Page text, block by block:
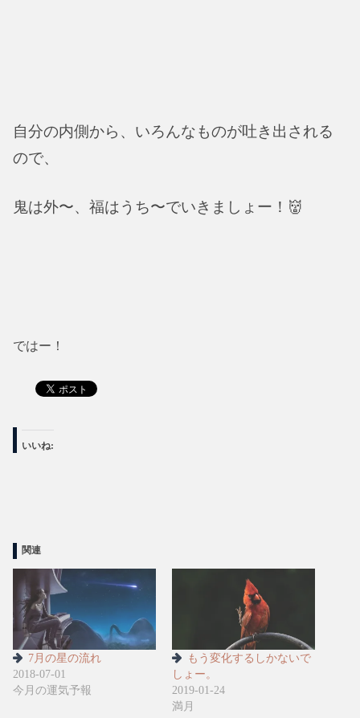
自分の内側から、いろんなものが吐き出される
ので、
鬼は外〜、福はうち〜でいきましょー！👹
ではー！
いいね:
関連
7月の星の流れ
2018-07-01
今月の運気予報
もう変化するしかないで
しょー。
2019-01-24
満月